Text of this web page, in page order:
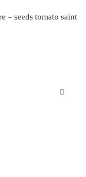
– seeds tomato saint